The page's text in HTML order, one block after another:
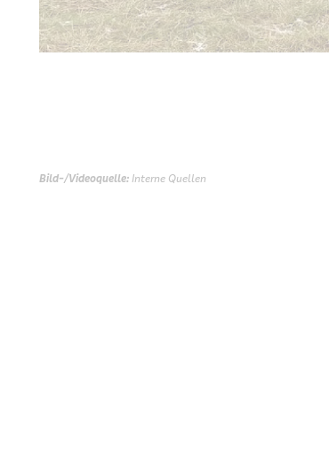
Bild-/Videoquelle: Interne Quellen